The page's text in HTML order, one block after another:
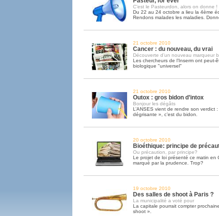
C’est le Pasteurdon, alors on donne !
Du 22 au 24 octobre a lieu la 4ème
Rendons malades les maladies.
21 octobre 2010
Cancer : du nouveau, du vrai
Découverte d’un nouveau marqueur
Les chercheurs de l’Inserm ont peut-
biologique "universel"
21 octobre 2010
Outox : gros bidon d’intox
Bonjour les dégâts
L’ANSES vient de rendre son verdict
dégrisante », c’est du bidon.
20 octobre 2010
Bioéthique: principe de
Ou précaution, par principe?
Le projet de loi présenté ce matin en
marqué par la prudence. Trop?
19 octobre 2010
Des salles de shoot à Paris ?
La municipalité a voté pour
La capitale pourrait compter
shoot ».